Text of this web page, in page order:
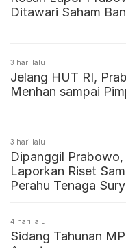
Ditawari Saham
3 hari lalu
Jelang HUT RI,
Menhan sampai
3 hari lalu
Dipanggil Prabowo,
Laporkan Riset
Perahu Tenaga
4 hari lalu
Sidang Tahunan